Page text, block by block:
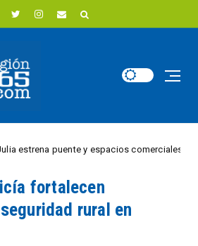
puente y espacios comerciales
fortalecen
rural en